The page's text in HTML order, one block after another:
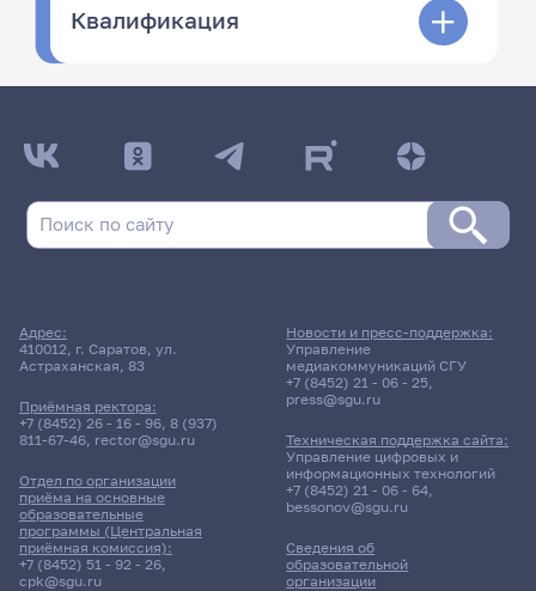
Квалификация
Адрес:
410012, г. Саратов, ул.
Астраханская, 83
Приёмная ректора:
+7 (8452) 26 - 16 - 96, 8 (937)
811-67-46, rector@sgu.ru
Отдел по организации
приёма на основные
образовательные
программы (Центральная
приёмная комиссия):
+7 (8452) 51 - 92 - 26,
cpk@sgu.ru
Сведения об
образовательной
организации
Новости и пресс-поддержка:
Управление
медиакоммуникаций СГУ
+7 (8452) 21 - 06 - 25,
press@sgu.ru
Техническая поддержка сайта:
Управление цифровых и
информационных технологий
+7 (8452) 21 - 06 - 64,
bessonov@sgu.ru